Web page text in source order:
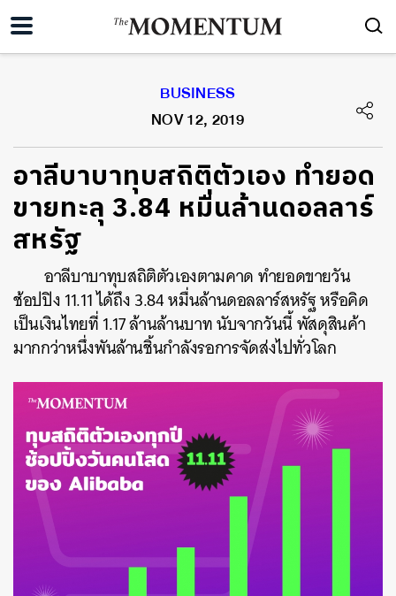
BUSINESS
NOV 12, 2019
อาลีบาบาทุบสถิติตัวเอง ทำยอด
ขายทะลุ 3.84 หมื่นล้านดอลลาร์
สหรัฐ
อาลีบาบาทุบสถิติตัวเองตามคาด ทำยอดขายวัน
ช้อปปิง 11.11 ได้ถึง 3.84 หมื่นล้านดอลลาร์สหรัฐ หรือคิด
เป็นเงินไทยที่ 1.17 ล้านล้านบาท นับจากวันนี้ พัสดุสินค้า
มากกว่าหนึ่งพันล้านชิ้นกำลังรอการจัดส่งไปทั่วโลก